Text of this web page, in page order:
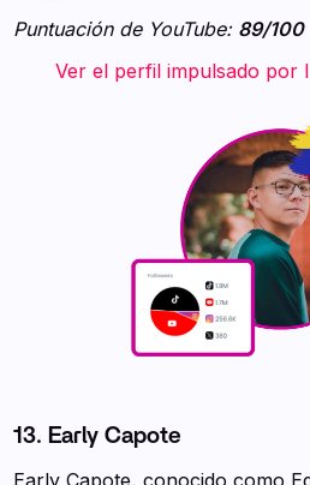
Puntuación de YouTube: 89/100
Ver el perfil impulsado por
13. Early Capote
Early Capote, conocido como